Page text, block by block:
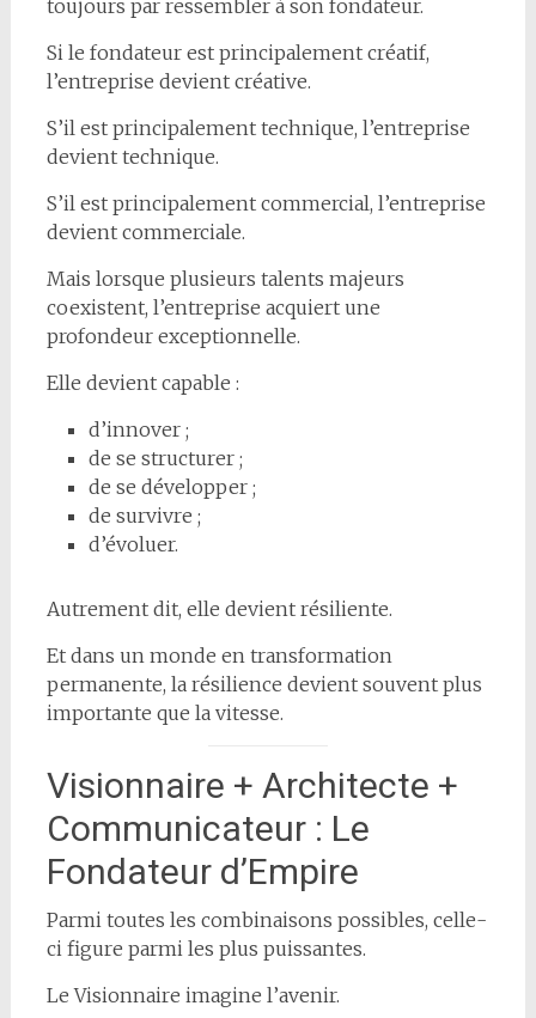
toujours par ressembler à son fondateur.
Si le fondateur est principalement créatif,
l’entreprise devient créative.
S’il est principalement technique, l’entreprise
devient technique.
S’il est principalement commercial, l’entreprise
devient commerciale.
Mais lorsque plusieurs talents majeurs
coexistent, l’entreprise acquiert une
profondeur exceptionnelle.
Elle devient capable :
d’innover ;
de se structurer ;
de se développer ;
de survivre ;
d’évoluer.
Autrement dit, elle devient résiliente.
Et dans un monde en transformation
permanente, la résilience devient souvent plus
importante que la vitesse.
Visionnaire + Architecte +
Communicateur : Le
Fondateur d’Empire
Parmi toutes les combinaisons possibles, celle-
ci figure parmi les plus puissantes.
Le Visionnaire imagine l’avenir.